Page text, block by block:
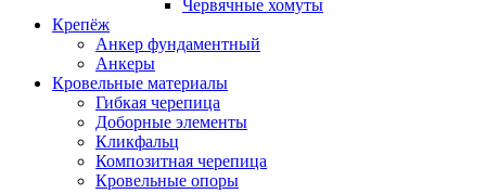
Червячные хомуты
Крепёж
Анкер фундаментный
Анкеры
Кровельные материалы
Гибкая черепица
Доборные элементы
Кликфальц
Композитная черепица
Кровельные опоры